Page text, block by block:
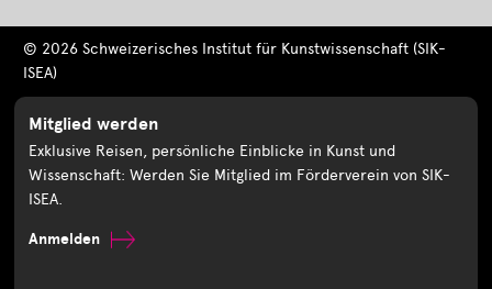
© 2026 Schweizerisches Institut für Kunstwissenschaft (SIK-
ISEA)
Mitglied werden
Exklusive Reisen, persönliche Einblicke in Kunst und
Wissenschaft: Werden Sie Mitglied im Förderverein von SIK-
ISEA.
Anmelden